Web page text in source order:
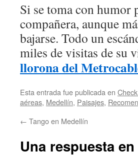
Si se toma con humor
compañera, aunque
bajarse. Todo un
miles de visitas de su
llorona del
Esta entrada fue publicada en
aéreas, Medellín, Paisajes,
← Tango en Medellín
Una respuesta en